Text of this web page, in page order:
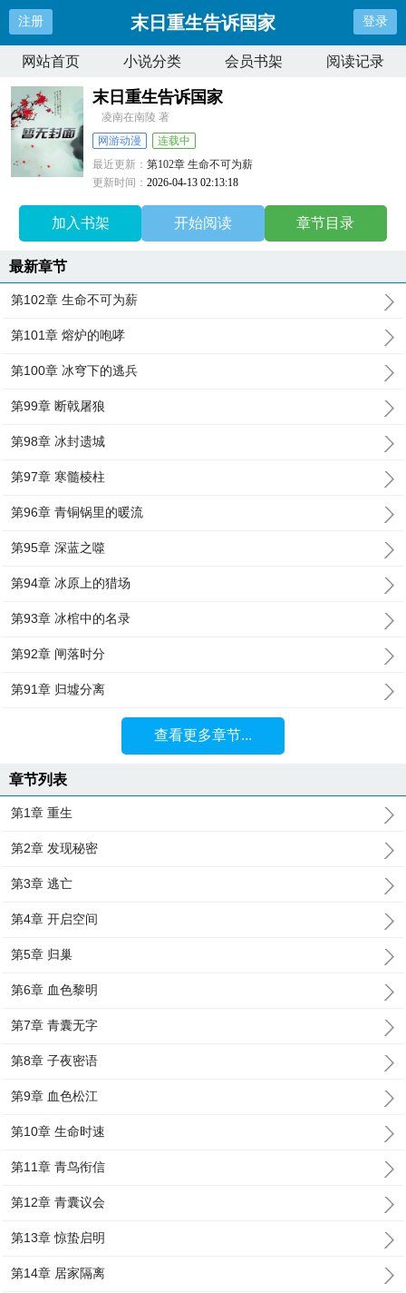
注册 末日重生告诉国家 登录
网站首页 小说分类 会员书架 阅读记录
末日重生告诉国家
凌南在南陵 著
网游动漫
连载中
最近更新：第102章 生命不可为薪
更新时间：2026-04-13 02:13:18
加入书架 开始阅读 章节目录
最新章节
第102章 生命不可为薪
第101章 熔炉的咆哮
第100章 冰穹下的逃兵
第99章 断戟屠狼
第98章 冰封遗城
第97章 寒髓棱柱
第96章 青铜锅里的暖流
第95章 深蓝之噬
第94章 冰原上的猎场
第93章 冰棺中的名录
第92章 闸落时分
第91章 归墟分离
查看更多章节...
章节列表
第1章 重生
第2章 发现秘密
第3章 逃亡
第4章 开启空间
第5章 归巢
第6章 血色黎明
第7章 青囊无字
第8章 子夜密语
第9章 血色松江
第10章 生命时速
第11章 青鸟衔信
第12章 青囊议会
第13章 惊蛰启明
第14章 居家隔离